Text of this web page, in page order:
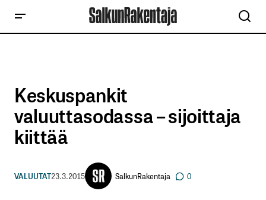
Keskuspankit
valuuttasodassa – sijoittaja
kiittää
VALUUTAT23.3.2015 SalkunRakentaja 0